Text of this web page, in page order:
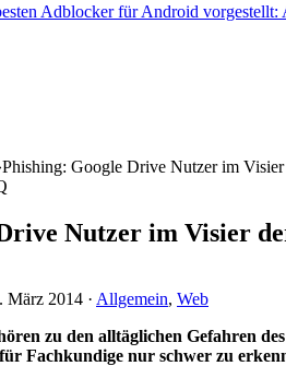
Adblocker für Android
Phishing: Google Drive Nutzer im
Nutzer im Visier
März 2014 · Allgemein, Web
zu den alltäglichen Gefahren
Fachkundige nur schwer zu